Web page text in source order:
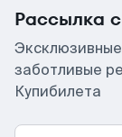
Рассылка
заботливые
Купибилета